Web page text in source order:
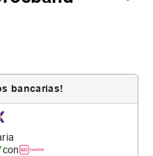
bancarias!
con